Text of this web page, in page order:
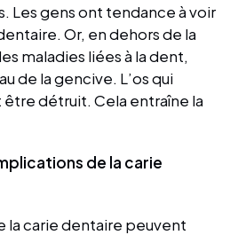
Les gens ont tendance à voir
Or, en dehors de la
maladies liées à la dent,
de la gencive. L’os qui
détruit. Cela entraîne la
de la carie
la carie dentaire peuvent